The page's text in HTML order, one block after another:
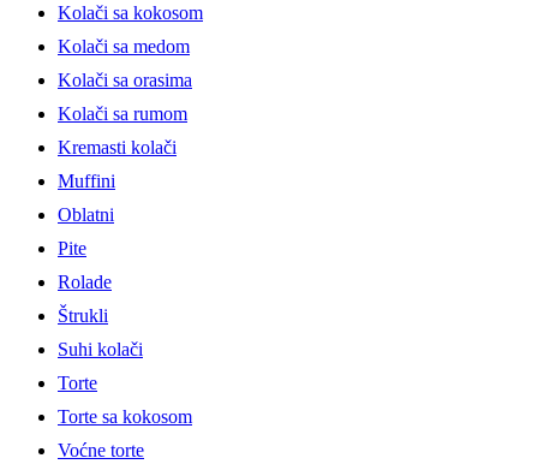
Kolači sa kokosom
Kolači sa medom
Kolači sa orasima
Kolači sa rumom
Kremasti kolači
Muffini
Oblatni
Pite
Rolade
Štrukli
Suhi kolači
Torte
Torte sa kokosom
Voćne torte